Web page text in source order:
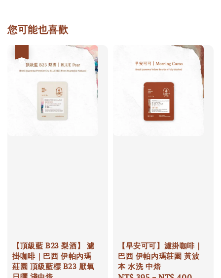
您可能也喜歡
【頂級藍 B23 梨酒】 濾
掛咖啡｜巴西 伊帕內瑪
莊園 頂級藍標 B23 厭氧
【早安可可】濾掛咖啡｜
巴西 伊帕內瑪莊園 黃波
本 水洗 中焙